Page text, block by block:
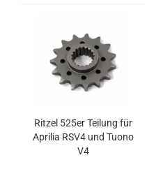
Ritzel 525er Teilung für
Aprilia RSV4 und Tuono
V4